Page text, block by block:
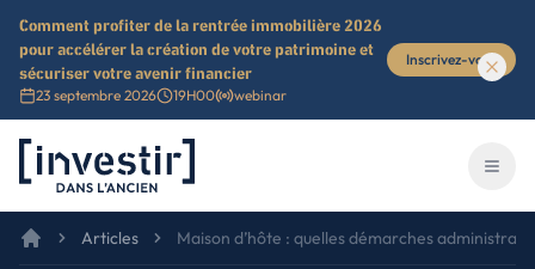
Comment profiter de la rentrée immobilière 2026
pour accélérer la création de votre patrimoine et
sécuriser votre avenir financier
23 septembre 2026 19H00 webinar
Inscrivez-vous
Investir dans l'ancien
Articles Maison d’hôte : quelles démarches